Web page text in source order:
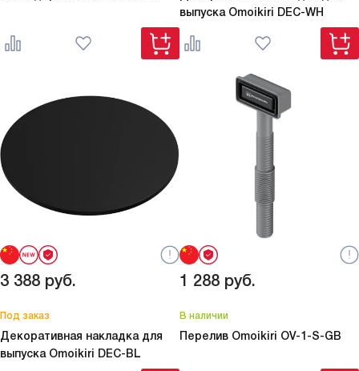
выпуска Omoikiri DEC-WH
3 388 руб.
Под заказ
Декоративная накладка для
выпуска Omoikiri DEC-BL
1 288 руб.
В наличии
Перелив Omoikiri OV-1-S-GB